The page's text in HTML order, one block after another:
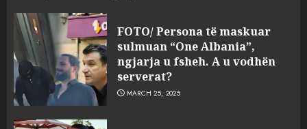
FOTO/ Persona të maskuar
sulmuan “One Albania”,
ngjarja u fsheh. A u vodhën
serverat?
MARCH 25, 2025